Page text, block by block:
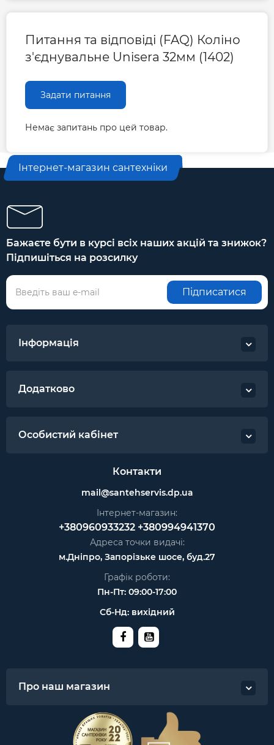
Питання та відповіді (FAQ) Коліно
з'єднувальне Unisera 32мм (1402)
Задати питання
Немає запитань про цей товар.
Інтернет-магазин сантехніки
Бажаєте бути в курсі всіх наших акцій та знижок?
Підпишіться на розсилку
Підписатися
Інформація
Додатково
Особистий кабінет
Контакти
mail@santehservis.dp.ua
Інтернет-магазин:
+380960933232 +380994941370
Адреса точки видачі:
м.Дніпро, Запорізьке шосе, буд.27
Графік роботи:
Пн-Пт: 09:00-17:00
Сб-Нд: вихідний
Про наш магазин